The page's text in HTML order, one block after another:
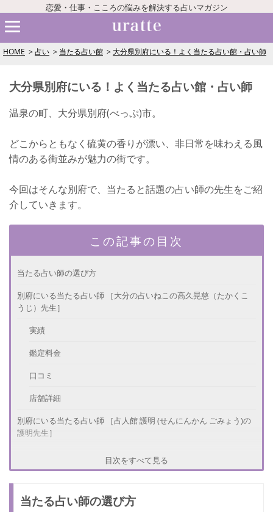
恋愛・仕事・こころの悩みを解決する占いマガジン
HOME 占い 当たる占い館 大分県別府にいる！よく当たる占い館・占い師
大分県別府にいる！よく当たる占い館・占い師
温泉の町、大分県別府(べっぷ)市。
どこからともなく硫黄の香りが漂い、非日常を味わえる風
情のある街並みが魅力の街です。
今回はそんな別府で、当たると話題の占い師の先生をご紹
介していきます。
この記事の目次
当たる占い師の選び方
別府にいる当たる占い師 ［大分の占いねこの高久晃慈（たかくこ
うじ）先生］
実績
鑑定料金
口コミ
店舗詳細
別府にいる当たる占い師 ［占人館 護明 (せんにんかん ごみょう)の
護明先生］
口コミ
目次をすべて見る
当たる占い師の選び方